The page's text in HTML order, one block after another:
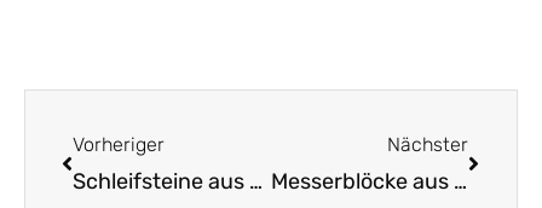
Vorheriger
Schleifsteine aus Solingen: So pflegen Sie Ihre Messer!
Nächster
Messerblöcke aus Holz: Praktisch und Elegant zugleich